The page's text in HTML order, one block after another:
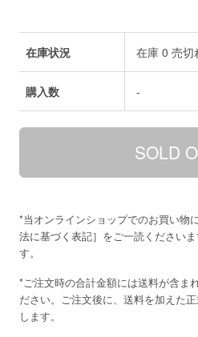
在庫状況 在庫 0 売切
購入数 -
*当オンラインショップでのお買い物
法に基づく表記］をご一読ください
す。
*ご注文時の合計金額には送料が含ま
ださい。ご注文後に、送料を加えた
します。